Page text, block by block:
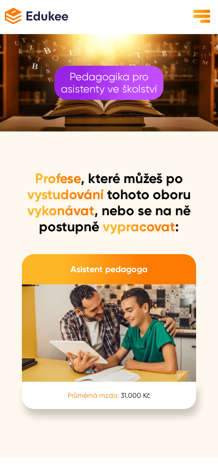
Pedagogika pro
asistenty ve školství
Profese, které můžeš po
vystudování tohoto oboru
vykonávat, nebo se na ně
postupně vypracovat:
Asistent pedagoga
Průměrná mzda: 31.000 Kč